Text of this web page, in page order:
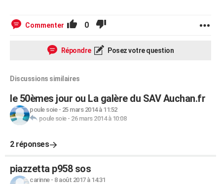
Commenter 0
Répondre Posez votre question
Discussions similaires
le 50èmes jour ou La galère du SAV Auchan.fr
poule soie- 25 mars 2014 à 11:52
poule soie- 26 mars 2014 à 10:08
2 réponses
piazzetta p958 sos
carinne- 8 août 2017 à 14:31